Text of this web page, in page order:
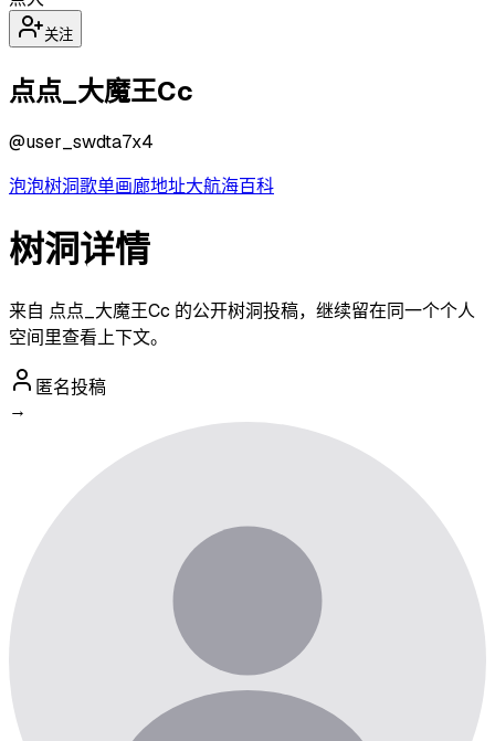
关注
点点_大魔王Cc
@user_swdta7x4
泡泡树洞歌单画廊地址大航海百科
树洞详情
来自 点点_大魔王Cc 的公开树洞投稿，继续留在同一个个人
空间里查看上下文。
匿名投稿
→